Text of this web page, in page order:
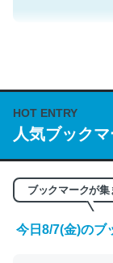
説してる記事
https://
/064121
─GPTの仕組みと
HOT ENTRY
人気ブック
ブックマークが集
今日8/7(金)のブ